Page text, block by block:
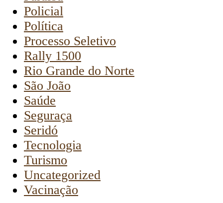
Policial
Política
Processo Seletivo
Rally 1500
Rio Grande do Norte
São João
Saúde
Seguraça
Seridó
Tecnologia
Turismo
Uncategorized
Vacinação